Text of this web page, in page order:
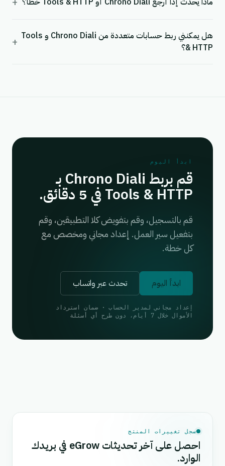
هل يمكنني ربط حسابات متعددة من Chrono Diali و Tools
& HTTP؟
+
ابدأ اليوم
قم بربط Chrono Diali بـ
Tools & HTTP في 5 دقائق.
قم بالتسجيل، وقم بتفويض كلا التطبيقين، وقم
بتفعيل سير العمل. إعداد مجاني ومخصص مع
كل خطة.
ابدأ اليوم تحدث عبر واتساب
إعداد مجاني لمدير الحساب · ضمان استرداد
الأموال خلال 7 أيام، دون طرح أي أسئلة
سجل تغييرات المنتج
احصل على آخر تحديثات eGrow في بريدك
الوارد.